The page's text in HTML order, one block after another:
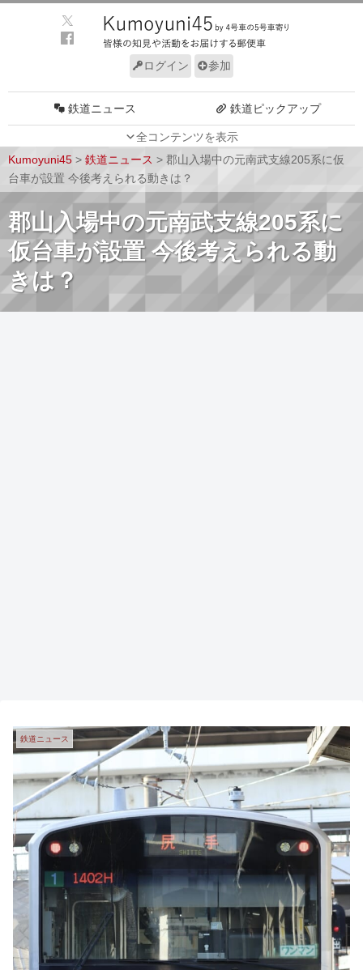
ログイン 参加
全コンテンツを表示
鉄道ニュース 鉄道ピックアップ
車両技術
ルール サイトについて
Kumoyuni45 > 鉄道ニュース > 郡山入場中の元南武支線205系に仮
台車が設置 今後考えられる動きは？
郡山入場中の元南武支線205系に
仮台車が設置 今後考えられる動
きは？
鉄道ニュース